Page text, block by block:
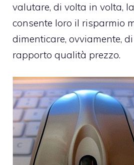
valutare, di volta in volta,
consente loro il risparmio
dimenticare, ovviamente,
rapporto qualità prezzo.